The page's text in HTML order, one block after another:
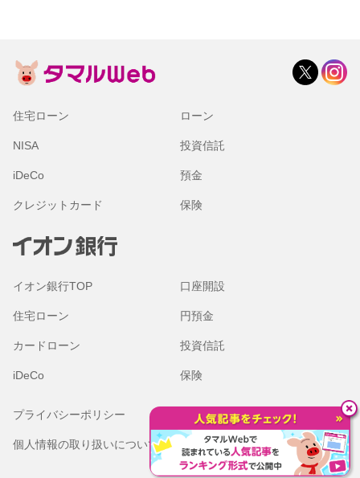
住宅ローン ローン
NISA 投資信託
iDeCo 預金
クレジットカード 保険
イオン銀行TOP 口座開設
住宅ローン 円預金
カードローン 投資信託
iDeCo 保険
プライバシーポリシー 金融商品勧誘方針
個人情報の取り扱いについて
本サイトのご利用にあたって
（Cookieの取り扱いについて）